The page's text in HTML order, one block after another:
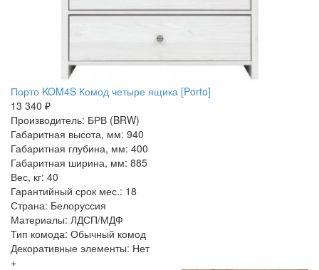
Порто KOM4S Комод четыре ящика [Porto]
13 340 ₽
Производитель: БРВ (BRW)
Габаритная высота, мм: 940
Габаритная глубина, мм: 400
Габаритная ширина, мм: 885
Вес, кг: 40
Гарантийный срок мес.: 18
Страна: Белоруссия
Материалы: ЛДСП/МДФ
Тип комода: Обычный комод
Декоративные элементы: Нет
+